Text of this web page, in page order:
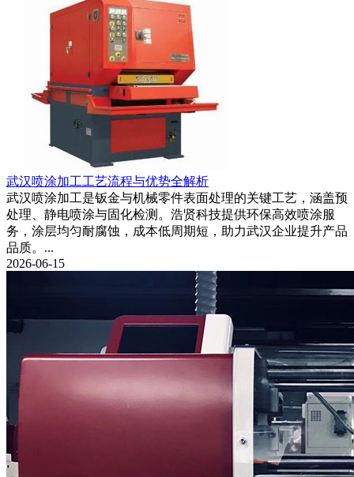
武汉喷涂加工工艺流程与优势全解析
武汉喷涂加工是钣金与机械零件表面处理的关键工艺，涵盖预
处理、静电喷涂与固化检测。浩贤科技提供环保高效喷涂服
务，涂层均匀耐腐蚀，成本低周期短，助力武汉企业提升产品
品质。...
2026-06-15